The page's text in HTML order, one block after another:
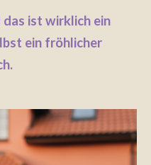
ist wirklich ein
ein fröhlicher